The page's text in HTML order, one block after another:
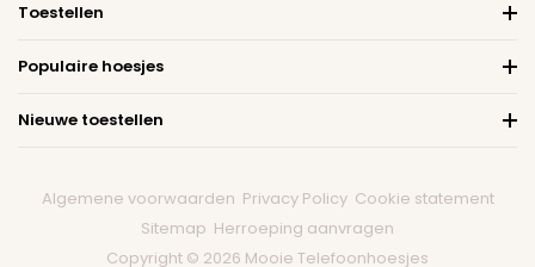
Toestellen
Populaire hoesjes
Nieuwe toestellen
Algemene voorwaarden Privacy Policy Cookie statement
Sitemap Herroeping aanvragen
Copyright © 2026 Mooie Telefoonhoesjes